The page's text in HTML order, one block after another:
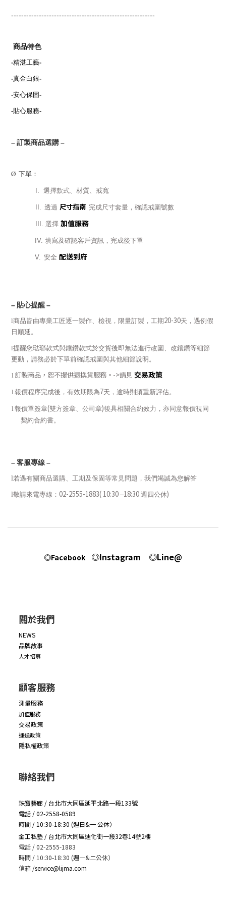
---------------------------------------------------------
商品特色
-精湛工藝-
-真金白銀-
-安心保固-
-貼心服務-
–訂製商品選購–
Ø 下單：
I. 選擇款式、材質、戒寬
II. 透過 尺寸指南 完成尺寸套量，確認戒圍號數
III. 選擇 加值服務
IV. 填寫及確認客戶資訊，完成後下單
V. 安全配送到府
– 貼心提醒–
l商品皆由專業工匠逐一製作、檢視，限量訂製，工期20-30天，遇例假
日順延。
l提醒您琺瑯款式與鑲鑽款式於交貨後即無法進行改圍、改鑲鑽等細節
更動，請務必於下單前確認戒圍與其他細節說明。
l 訂製商品，恕不提供退換貨服務。 ->請見 交易政策
l 報價程序完成後，有效期限為7天，逾時則須重新評估。
l 報價單簽章(雙方簽章、公司章)後具相關合約效力，亦同意報價視同
契約合約書。
–客服專線–
l若遇有關商品選購、工期及保固等常見問題，我們竭誠為您解答
l敬請來電專線： 02-2555-1883( 10:30 –18:30 週四公休)
◎Facebook ◎Instagram ◎Line@
關於我們
NEWS
品牌故事
人才招募
顧客服務
測量服務
加值服務
交易政策
運送政策
隱私權政策
聯絡我們
珠寶藝廊 / 台北市大同區延平北路一段133號
電話 / 02-2558-0589
時間 / 10:30-18:30 (週日&一 公休）
金工私塾 / 台北市大同區迪化街一段32巷14號2樓
電話 / 02-2555-1883
時間 / 10:30-18:30 (週一&二公休）
信箱 /service@lijma.com